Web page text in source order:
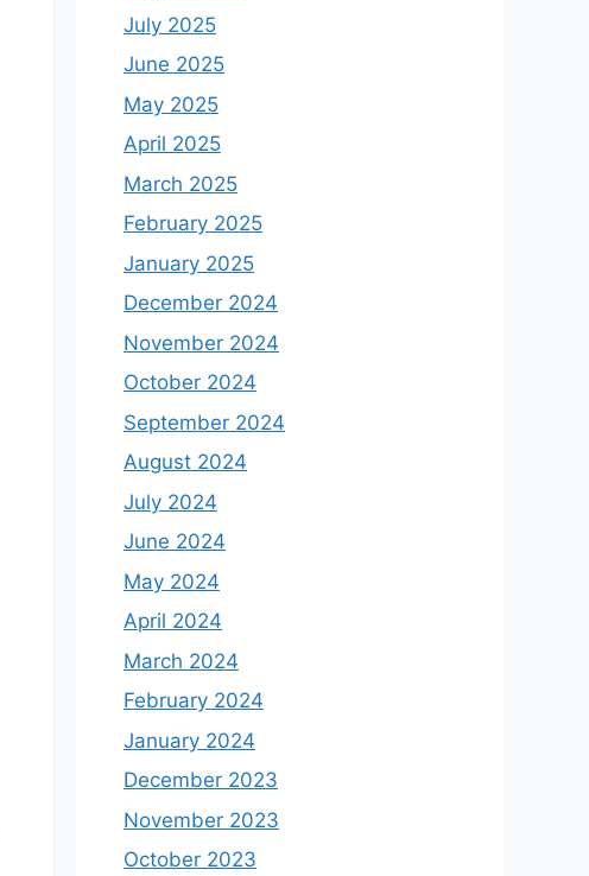
July 2025
June 2025
May 2025
April 2025
March 2025
February 2025
January 2025
December 2024
November 2024
October 2024
September 2024
August 2024
July 2024
June 2024
May 2024
April 2024
March 2024
February 2024
January 2024
December 2023
November 2023
October 2023